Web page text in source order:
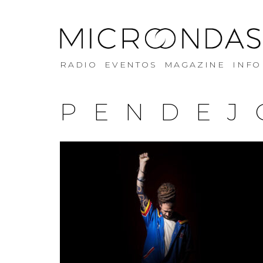
RADIO EVENTOS MAGAZINE INFO